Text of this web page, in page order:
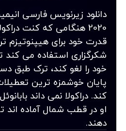
2020 هنگامی که کنت
قدرت خود برای هیپنوتیزم
شکرگزاری استفاده می کند
خود را لغو کند، ترک طبق
پایان خوشمزه ترین
کند. دراکولا نمی داند
او در قطب شمال آماده اند
دهند.